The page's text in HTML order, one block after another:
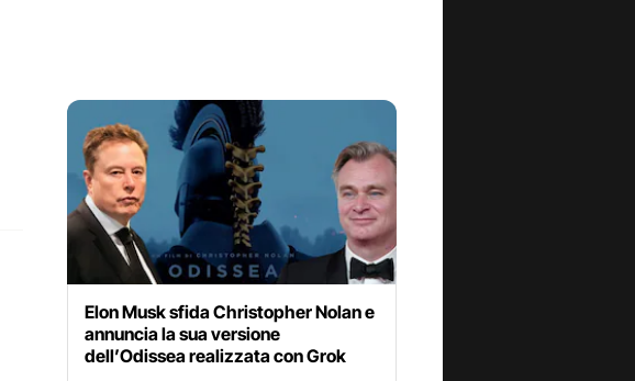
Elon Musk sfida Christopher Nolan e
annuncia la sua versione
dell’Odissea realizzata con Grok